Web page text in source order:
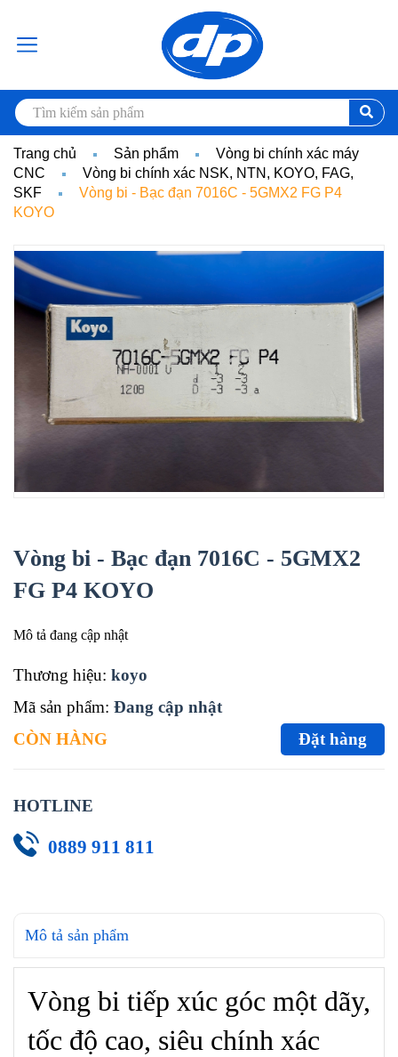
Trang chủ Sản phẩm
Vòng bi chính xác máy
CNC
Vòng bi chính xác NSK, NTN, KOYO, FAG,
SKF
Vòng bi - Bạc đạn 7016C - 5GMX2 FG P4
KOYO
Vòng bi - Bạc đạn 7016C - 5GMX2
FG P4 KOYO
Mô tả đang cập nhật
Thương hiệu: koyo
Mã sản phẩm: Đang cập nhật
CÒN HÀNG
Đặt hàng
HOTLINE
0889 911 811
Mô tả sản phẩm
Vòng bi tiếp xúc góc một dãy,
tốc độ cao, siêu chính xác